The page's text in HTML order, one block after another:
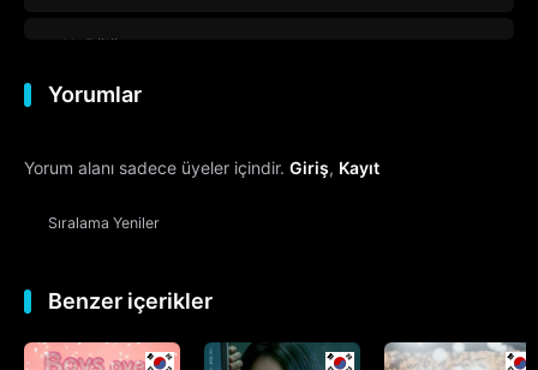
11. Bölüm
12. Bölüm
13. Bölüm
14. Bölüm
15. Bölüm
16. Bölüm Final
Yorumlar
Yorum alanı sadece üyeler içindir. Giriş, Kayıt
Sıralama Yeniler
Benzer içerikler